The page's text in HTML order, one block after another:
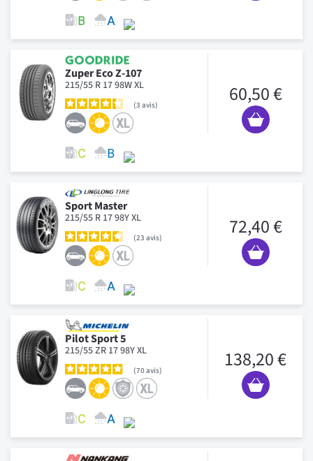
Zuper Eco Z-107
215/55 R 17 98W XL
3 avis 60,50 €
Sport Master
215/55 R 17 98Y XL
23 avis 72,40 €
Pilot Sport 5
215/55 ZR 17 98Y XL
70avis 138,20 €